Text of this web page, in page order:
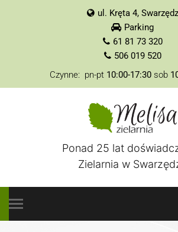
ul. Kręta 4, Swarzędz
Parking
61 81 73 320
506 019 520
Czynne: pn-pt 10:00-17:30 sob
Ponad 25 lat
Zielarnia w